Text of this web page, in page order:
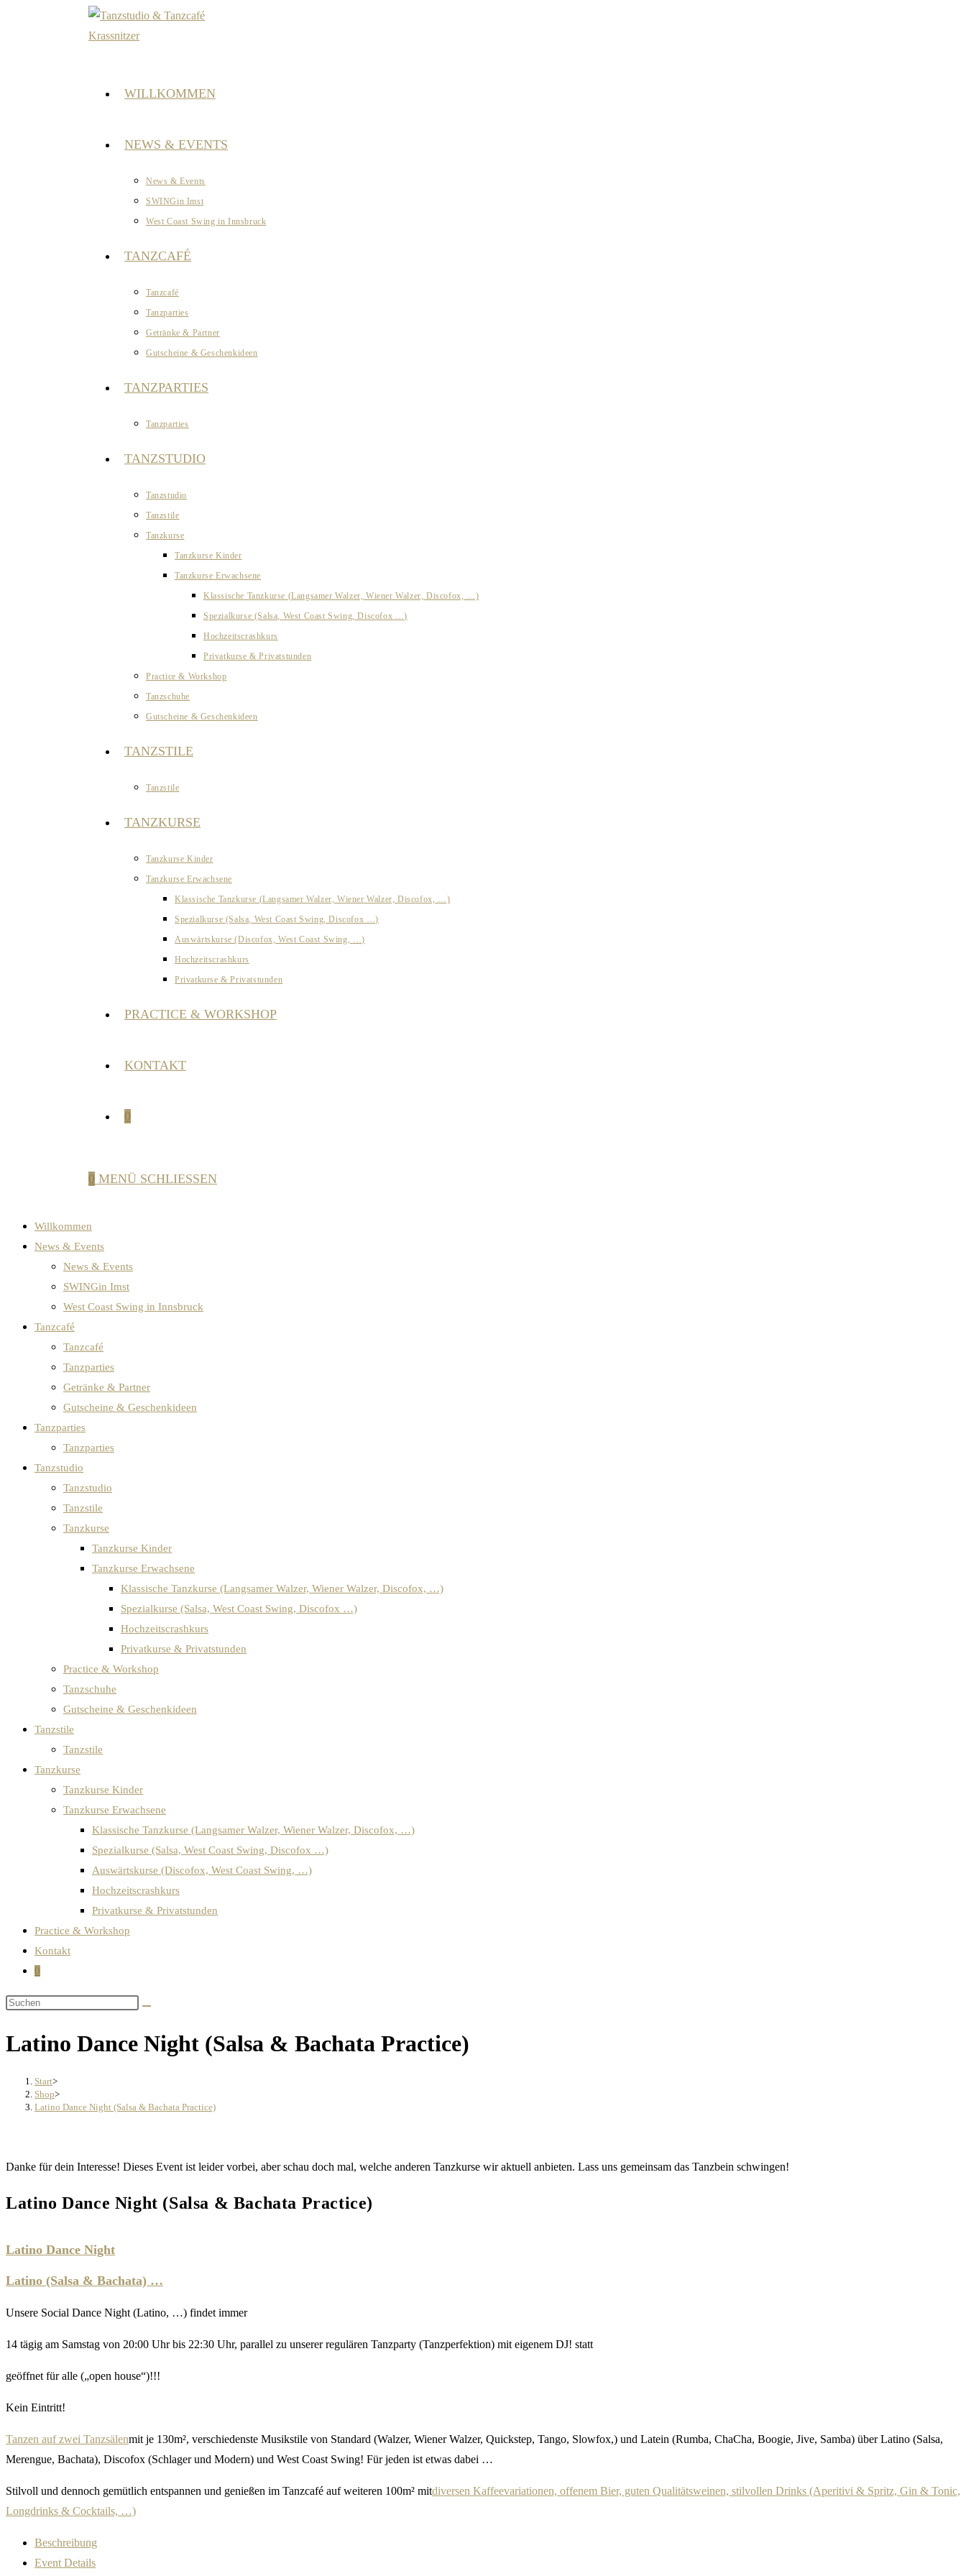
WILLKOMMEN
NEWS & EVENTS
News & Events
SWINGin Imst
West Coast Swing in Innsbruck
TANZCAFÉ
Tanzcafé
Tanzparties
Getränke & Partner
Gutscheine & Geschenkideen
TANZPARTIES
Tanzparties
TANZSTUDIO
Tanzstudio
Tanzstile
Tanzkurse
Tanzkurse Kinder
Tanzkurse Erwachsene
Klassische Tanzkurse (Langsamer Walzer, Wiener Walzer, Discofox, …)
Spezialkurse (Salsa, West Coast Swing, Discofox …)
Hochzeitscrashkurs
Privatkurse & Privatstunden
Practice & Workshop
Tanzschuhe
Gutscheine & Geschenkideen
TANZSTILE
Tanzstile
TANZKURSE
Tanzkurse Kinder
Tanzkurse Erwachsene
Klassische Tanzkurse (Langsamer Walzer, Wiener Walzer, Discofox, …)
Spezialkurse (Salsa, West Coast Swing, Discofox …)
Auswärtskurse (Discofox, West Coast Swing, …)
Hochzeitscrashkurs
Privatkurse & Privatstunden
PRACTICE & WORKSHOP
KONTAKT
0
0 MENÜ SCHLIESSEN
Willkommen
News & Events
News & Events
SWINGin Imst
West Coast Swing in Innsbruck
Tanzcafé
Tanzcafé
Tanzparties
Getränke & Partner
Gutscheine & Geschenkideen
Tanzparties
Tanzparties
Tanzstudio
Tanzstudio
Tanzstile
Tanzkurse
Tanzkurse Kinder
Tanzkurse Erwachsene
Klassische Tanzkurse (Langsamer Walzer, Wiener Walzer, Discofox, …)
Spezialkurse (Salsa, West Coast Swing, Discofox …)
Hochzeitscrashkurs
Privatkurse & Privatstunden
Practice & Workshop
Tanzschuhe
Gutscheine & Geschenkideen
Tanzstile
Tanzstile
Tanzkurse
Tanzkurse Kinder
Tanzkurse Erwachsene
Klassische Tanzkurse (Langsamer Walzer, Wiener Walzer, Discofox, …)
Spezialkurse (Salsa, West Coast Swing, Discofox …)
Auswärtskurse (Discofox, West Coast Swing, …)
Hochzeitscrashkurs
Privatkurse & Privatstunden
Practice & Workshop
Kontakt
0
Latino Dance Night (Salsa & Bachata Practice)
Start>
Shop>
Latino Dance Night (Salsa & Bachata Practice)
Danke für dein Interesse! Dieses Event ist leider vorbei, aber schau doch mal, welche anderen Tanzkurse wir aktuell anbieten. Lass uns gemeinsam das Tanzbein schwingen!
Latino Dance Night (Salsa & Bachata Practice)
Latino Dance Night
Latino (Salsa & Bachata) …
Unsere Social Dance Night (Latino, …) findet immer
14 tägig am Samstag von 20:00 Uhr bis 22:30 Uhr, parallel zu unserer regulären Tanzparty (Tanzperfektion) mit eigenem DJ! statt
geöffnet für alle („open house“)!!!
Kein Eintritt!
Tanzen auf zwei Tanzsälenmit je 130m², verschiedenste Musikstile von Standard (Walzer, Wiener Walzer, Quickstep, Tango, Slowfox,) und Latein (Rumba, ChaCha, Boogie, Jive, Samba) über Latino (Salsa,
Merengue, Bachata), Discofox (Schlager und Modern) und West Coast Swing! Für jeden ist etwas dabei …
Stilvoll und dennoch gemütlich entspannen und genießen im Tanzcafé auf weiteren 100m² mitdiversen Kaffeevariationen, offenem Bier, guten Qualitätsweinen, stilvollen Drinks (Aperitivi & Spritz, Gin & Tonic,
Longdrinks & Cocktails, …)
Beschreibung
Event Details